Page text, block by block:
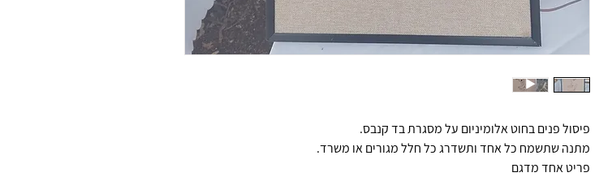
פיסול פנים בחוט אלומיניום על מסגרת בד קנבס.
מתנה שתשמח כל אחד ותשדרג כל חלל מגורים או משרד.
פריט אחד מדגם